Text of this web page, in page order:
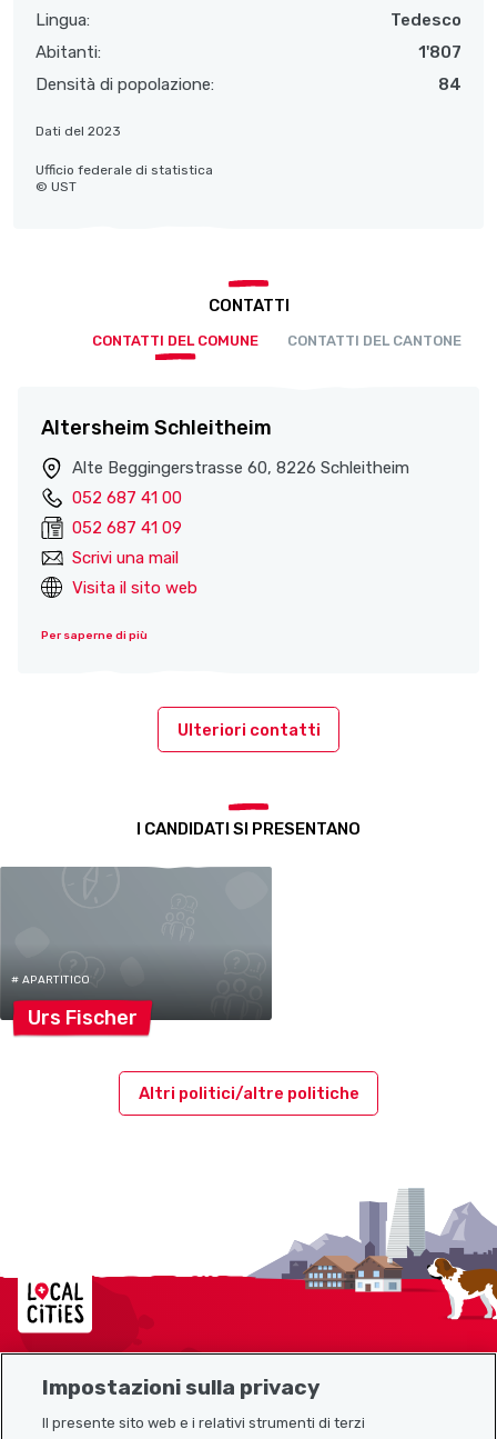
Lingua:
Tedesco
Abitanti:
1'807
Densità di popolazione:
84
Dati del 2023
Ufficio federale di statistica
© UST
CONTATTI
CONTATTI DEL COMUNE CONTATTI DEL CANTONE
Altersheim Schleitheim
Alte Beggingerstrasse 60, 8226 Schleitheim
052 687 41 00
052 687 41 09
Scrivi una mail
Visita il sito web
Per saperne di più
Ulteriori contatti
I CANDIDATI SI PRESENTANO
# APARTITICO
Urs Fischer
Altri politici/altre politiche
Localcities
Impostazioni sulla privacy
Il presente sito web e i relativi strumenti di terzi